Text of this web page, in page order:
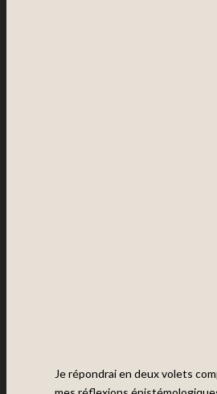
Je répondrai en deux volets